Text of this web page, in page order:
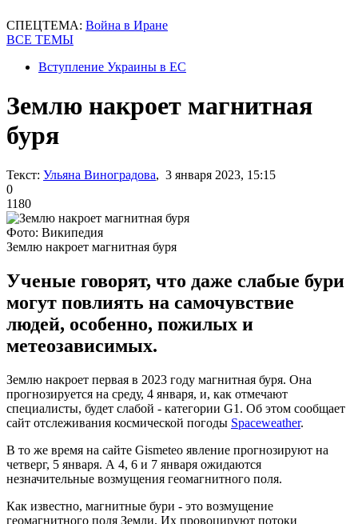
СПЕЦТЕМА: Война в Иране
ВСЕ ТЕМЫ
Вступление Украины в ЕС
Землю накроет магнитная
буря
Текст: Ульяна Виноградова, 3 января 2023, 15:15
0
1180
Фото: Википедия
Землю накроет магнитная буря
Ученые говорят, что даже слабые бури
могут повлиять на самочувствие
людей, особенно, пожилых и
метеозависимых.
Землю накроет первая в 2023 году магнитная буря. Она
прогнозируется на среду, 4 января, и, как отмечают
специалисты, будет слабой - категории G1. Об этом сообщает
сайт отслеживания космической погоды Spaceweather.
В то же время на сайте Gismeteo явление прогнозируют на
четверг, 5 января. А 4, 6 и 7 января ожидаются
незначительные возмущения геомагнитного поля.
Как известно, магнитные бури - это возмущение
геомагнитного поля Земли. Их провоцируют потоки